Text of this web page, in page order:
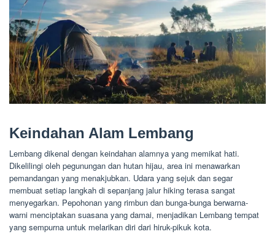
Keindahan Alam Lembang
Lembang dikenal dengan keindahan alamnya yang memikat hati.
Dikelilingi oleh pegunungan dan hutan hijau, area ini menawarkan
pemandangan yang menakjubkan. Udara yang sejuk dan segar
membuat setiap langkah di sepanjang jalur hiking terasa sangat
menyegarkan. Pepohonan yang rimbun dan bunga-bunga berwarna-
warni menciptakan suasana yang damai, menjadikan Lembang tempat
yang sempurna untuk melarikan diri dari hiruk-pikuk kota.